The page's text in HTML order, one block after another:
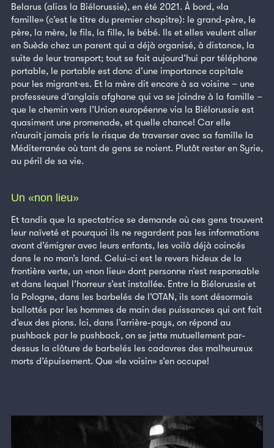
Belarus (alias la Biélorussie), en été 2021. À bord, «la
famille» (c’est le titre du premier chapitre): le grand-père, le
père, la mère, le fils, la fille, le bébé. Ils et elles veulent aller
en Suède chez un parent qui a déjà organisé, à distance, la
suite de leur transport; tout se fait aujourd’hui par téléphone
portable, le portable est donc d’une importance capitale
pour les migrant·es. Et la mère dit encore à sa voisine – une
professeure d’anglais afghane qui va se joindre à la famille –
que le chemin vers l’Union européenne via la Biélorussie est
quasiment une promenade, et quelle chance! Car elle
n’aurait jamais pris le risque de traverser avec sa famille la
Méditerranée où tant de gens se noient. Plutôt rester en Syrie,
au péril de sa vie.
Un «non lieu»
Et tandis que la spectatrice se demande où ces gens trouvent
leur naïveté et pourquoi ils ne regardent pas les informations
avant d’émigrer avec leurs enfants, les voilà déjà coincés
dans le no man’s land. Celui-ci est le revers hideux de la
frontière verte, un «non lieu» dont personne n’est responsable
et dans lequel l’horreur s’est installée. Entre la Biélorussie et
la Pologne, dans les barbelés de l’OTAN, ils sont désormais
ballottés par les hommes de main des puissances qui ont fait
d’eux des pions. Ici, dans l’arrière-pays, on répond au
pushback par le pushback, on se jette mutuellement par-
dessus la clôture de barbelés les cadavres des malheureux
morts d’épuisement. Que «le voisin» s’en occupe!